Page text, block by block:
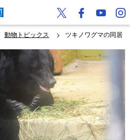
動物トピックス ツキノワグマの同居